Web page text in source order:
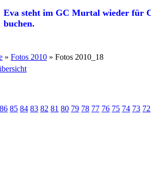
Eva steht im GC Murtal wieder für
buchen.
» Fotos 2010 » Fotos 2010_18
86 85 84 83 82 81 80 79 78 77 76 75 74 73 72